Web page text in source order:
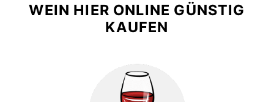
WEIN HIER ONLINE GÜNSTIG
KAUFEN